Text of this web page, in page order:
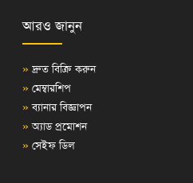
আরও জানুন
» দ্রুত বিক্রি করুন
» মেম্বারশিপ
» ব্যানার বিজ্ঞাপন
» অ্যাড প্রমোশন
» সেইফ ডিল